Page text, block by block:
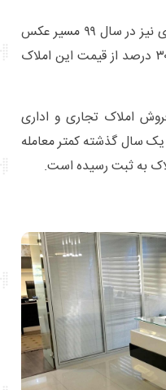
وضعیت قیمت املاک تجاری و اداری نیز در سال ۹۹ مسیر عکس
بازار مسکن را طی کرد و بین ۲۰ تا ۳۰ درصد از قیمت این املاک
املاک تجاری و اداری
سال گذشته کمتر معامله
به ثبت رسیده است.